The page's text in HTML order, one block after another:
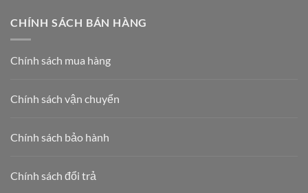
Phân
CHÍNH SÁCH BÁN HÀNG
Chính sách mua hàng
Chính sách vận chuyển
Chính sách bảo hành
Chính sách đổi trả